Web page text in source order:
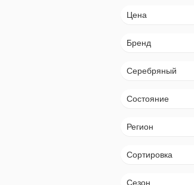
Цена
Бренд
Серебряный
Состояние
Регион
Сортировка
Сезон